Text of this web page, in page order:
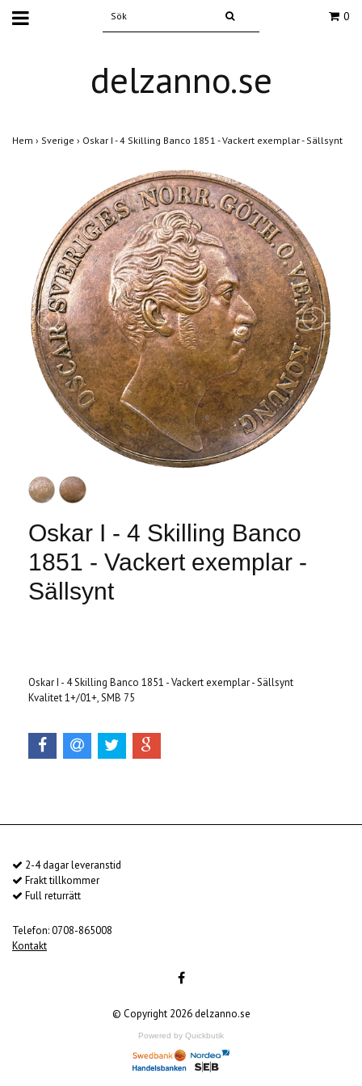
0
delzanno.se
Hem › Sverige › Oskar I - 4 Skilling Banco 1851 - Vackert exemplar - Sällsynt
Oskar I - 4 Skilling Banco
1851 - Vackert exemplar -
Sällsynt
Oskar I - 4 Skilling Banco 1851 - Vackert exemplar - Sällsynt
Kvalitet 1+/01+, SMB 75
2-4 dagar leveranstid
Frakt tillkommer
Full returrätt
Telefon: 0708-865008
Kontakt
© Copyright 2026 delzanno.se
Powered by Quickbutik